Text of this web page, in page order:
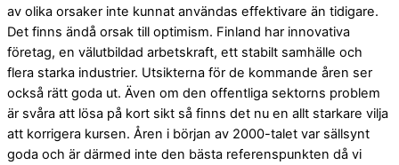
av olika orsaker inte kunnat användas effektivare än tidigare.
Det finns ändå orsak till optimism. Finland har innovativa
företag, en välutbildad arbetskraft, ett stabilt samhälle och
flera starka industrier. Utsikterna för de kommande åren ser
också rätt goda ut. Även om den offentliga sektorns problem
är svåra att lösa på kort sikt så finns det nu en allt starkare vilja
att korrigera kursen. Åren i början av 2000-talet var sällsynt
goda och är därmed inte den bästa referenspunkten då vi